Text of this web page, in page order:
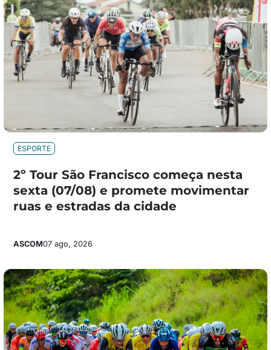
ESPORTE
2º Tour São Francisco começa nesta
sexta (07/08) e promete movimentar
ruas e estradas da cidade
ASCOM07 ago, 2026